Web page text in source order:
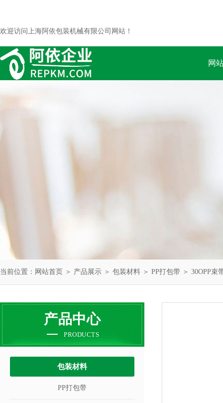
欢迎访问上海阿依包装机械有限公司网站！
网
当前位置： 网站首页 ＞ 产品展示 ＞ 包装材料 ＞ PP打包带 ＞ 30OPP束
产品中心
PRODUCTS
包装材料
PP打包带